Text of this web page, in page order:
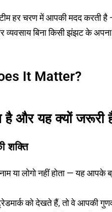
हर चरण में आपकी मदद करती
व्यवसाय बिना किसी झंझट के
It Matter?
है और यह क्यों जरूरी
शक्ति
या लोगो नहीं होता — यह आपके
को देखते हैं, तो वे आपकी